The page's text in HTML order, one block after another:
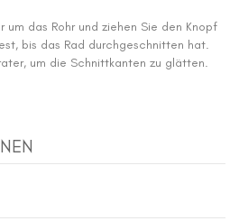
um das Rohr und ziehen Sie den Knopf
bis das Rad durchgeschnitten hat.
um die Schnittkanten zu glätten.